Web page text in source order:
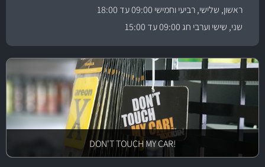
ראשון, שלישי, רביעי וחמישי 09:00 עד 18:00
שני, שישי וערבי חג 09:00 עד 15:00
!DON'T TOUCH MY CAR